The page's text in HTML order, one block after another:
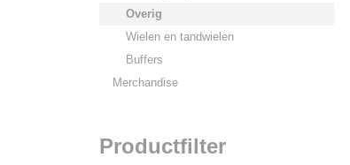
Overig
Wielen en tandwielen
Buffers
Merchandise
Productfilter